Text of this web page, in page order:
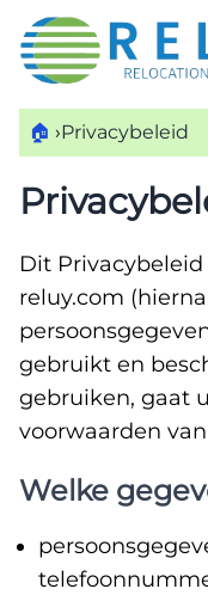
🏠 ›Privacybeleid
Dit
reluy.com (hierna
gebruikt en
gebruiken, gaat
voorwaarden
Welke